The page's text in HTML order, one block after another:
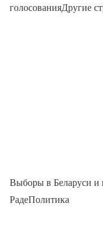
голосованияДругие
Выборы в Беларуси и
РадеПолитика